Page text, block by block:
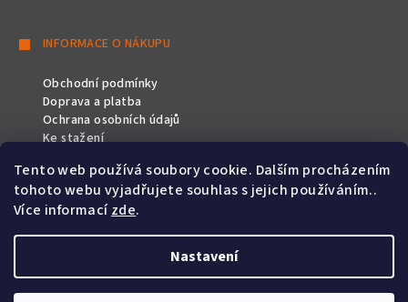
Tento web používá soubory cookie. Dalším procházením
tohoto webu vyjadřujete souhlas s jejich používáním..
Více informacízde.
Nastavení
INFORMACE O NÁKUPU
Obchodní podmínky
Doprava a platba
Ochrana osobních údajů
Ke stažení
SLEDUJTE NÁS